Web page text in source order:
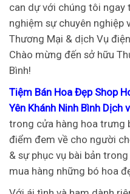
can dự với chúng tôi ngay
nghiệm sự chuyên nghiệp
Thương Mại & dịch Vụ
Chào mừng đến sở hữu
Bình!
Tiệm Bán Hoa Đẹp Shop
Yên Khánh Ninh Bình Dịch
trong cửa hàng hoa trưng
điểm đem về cho người
& sự phục vụ bài bản
mua hàng những bó hoa